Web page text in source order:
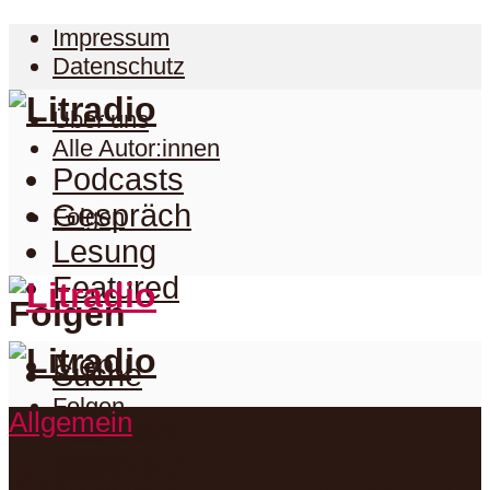
Impressum
Datenschutz
Über uns
Alle Autor:innen
Folgen
Folgen
Folgen
Facebook
Podcasts
Gespräch
Lesung
Featured
Menu
Suche
Podcasts
Allgemein